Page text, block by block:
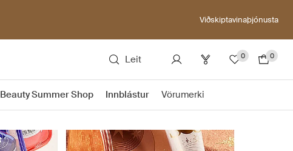
Viðskiptavinaþjónusta
Leit 0 0
Beauty Summer Shop Innblástur Vörumerki